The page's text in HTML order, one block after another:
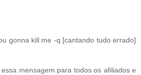
gonna kill me -q [cantando tudo errado]
mensagem para todos os afiliados e